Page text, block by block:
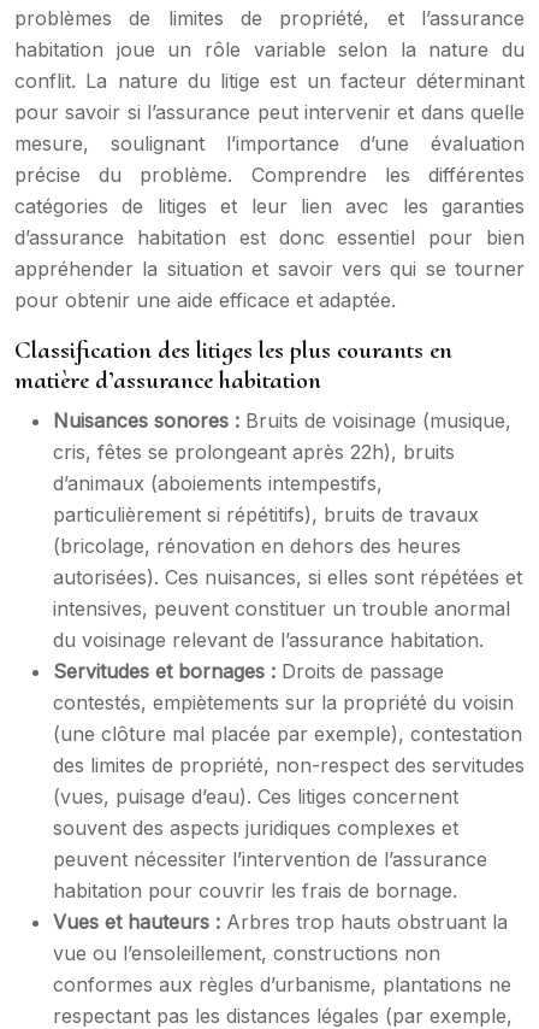
problèmes de limites de propriété, et l’assurance
habitation joue un rôle variable selon la nature du
conflit. La nature du litige est un facteur déterminant
pour savoir si l’assurance peut intervenir et dans quelle
mesure, soulignant l’importance d’une évaluation
précise du problème. Comprendre les différentes
catégories de litiges et leur lien avec les garanties
d’assurance habitation est donc essentiel pour bien
appréhender la situation et savoir vers qui se tourner
pour obtenir une aide efficace et adaptée.
Classification des litiges les plus courants en
matière d’assurance habitation
Nuisances sonores : Bruits de voisinage (musique,
cris, fêtes se prolongeant après 22h), bruits
d’animaux (aboiements intempestifs,
particulièrement si répétitifs), bruits de travaux
(bricolage, rénovation en dehors des heures
autorisées). Ces nuisances, si elles sont répétées et
intensives, peuvent constituer un trouble anormal
du voisinage relevant de l’assurance habitation.
Servitudes et bornages : Droits de passage
contestés, empiètements sur la propriété du voisin
(une clôture mal placée par exemple), contestation
des limites de propriété, non-respect des servitudes
(vues, puisage d’eau). Ces litiges concernent
souvent des aspects juridiques complexes et
peuvent nécessiter l’intervention de l’assurance
habitation pour couvrir les frais de bornage.
Vues et hauteurs : Arbres trop hauts obstruant la
vue ou l’ensoleillement, constructions non
conformes aux règles d’urbanisme, plantations ne
respectant pas les distances légales (par exemple,